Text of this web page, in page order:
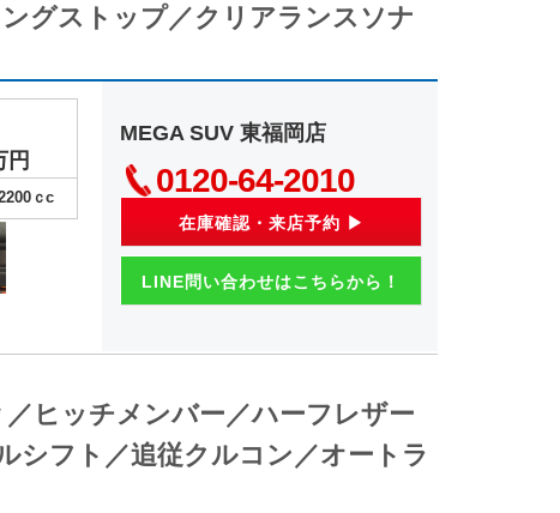
グストップ／クリアランスソナ
円
ｃc
MEGA SUV 東福岡店
0120-64-2010
在庫確認・来店予約 ▶
LINE問い合わせはこちらから！
ヒッチメンバー／ハーフレザー
シフト／追従クルコン／オートラ